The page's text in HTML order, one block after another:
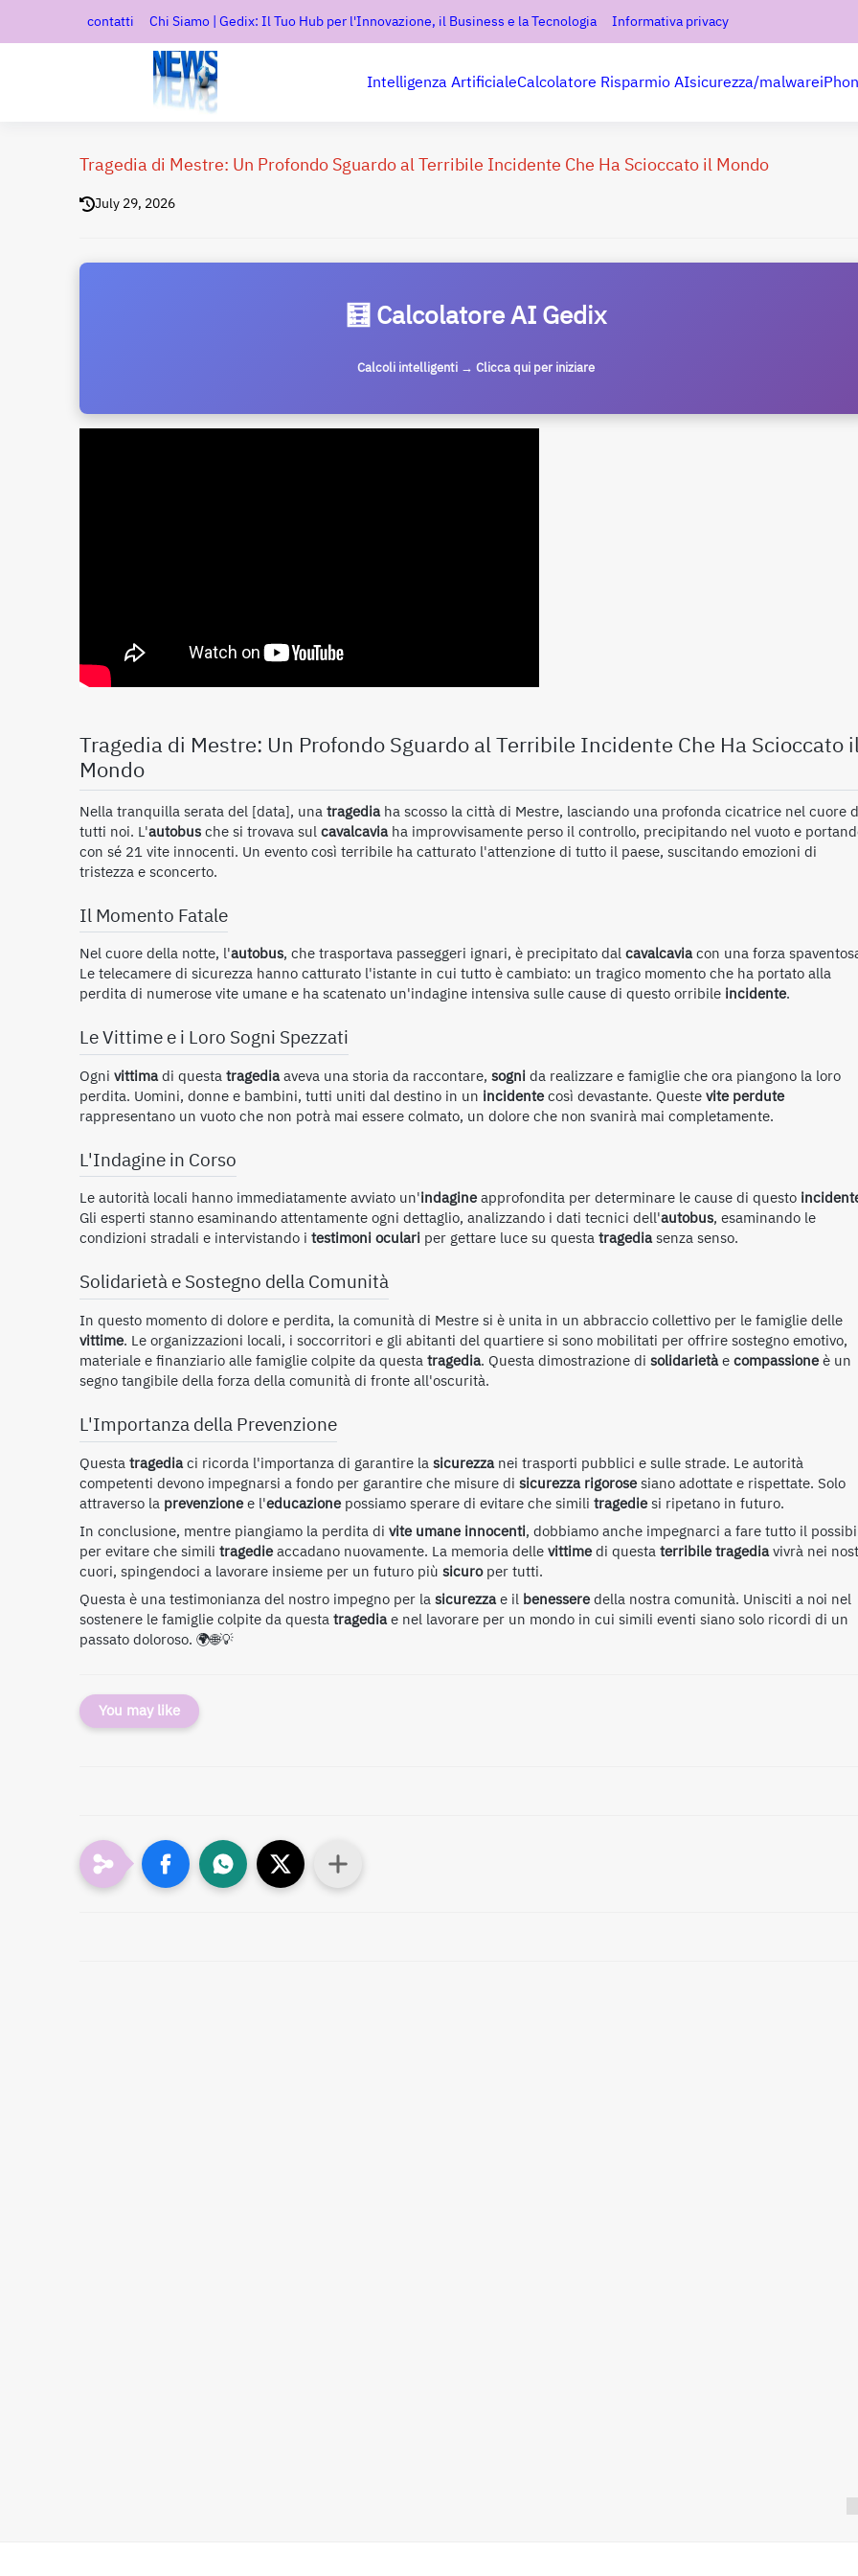
contatti Chi Siamo | Gedix: Il Tuo Hub per l'Innovazione, il Business e la Tecnologia Informativa privacy
Intelligenza ArtificialeCalcolatore Risparmio AIsicurezza/malware
Tragedia di Mestre: Un Profondo Sguardo al Terribile Incidente Che Ha Scioccato il Mondo
July 29, 2026
🧮 Calcolatore AI Gedix
Calcoli intelligenti → Clicca qui per iniziare
Tragedia di Mestre: Un Profondo Sguardo al Terribile Incidente Che Ha Scioccato
Mondo
Nella tranquilla serata del [data], unatragediaha scosso la città di Mestre, lasciando una profonda cicatrice nel cuore
tutti noi. L'autobusche si trovava sulcavalcaviaha improvvisamente perso il controllo, precipitando nel vuoto e
con sé 21 vite innocenti. Un evento così terribile ha catturato l'attenzione di tutto il paese, suscitando emozioni di
tristezza e sconcerto.
Il Momento Fatale
Nel cuore della notte, l'autobus, che trasportava passeggeri ignari, è precipitato dalcavalcaviacon una forza
Le telecamere di sicurezza hanno catturato l'istante in cui tutto è cambiato: un tragico momento che ha portato alla
perdita di numerose vite umane e ha scatenato un'indagine intensiva sulle cause di questo orribile incidente.
Le Vittime e i Loro Sogni Spezzati
Ogni vittimadi questatragediaaveva una storia da raccontare, sognida realizzare e famiglie che ora piangono la loro
perdita. Uomini, donne e bambini, tutti uniti dal destino in un incidentecosì devastante. Questevite perdute
rappresentano un vuoto che non potrà mai essere colmato, un dolore che non svanirà mai completamente.
L'Indagine in Corso
Le autorità locali hanno immediatamente avviato un'indagineapprofondita per determinare le cause di questo
Gli esperti stanno esaminando attentamente ogni dettaglio, analizzando i dati tecnici dell'autobus, esaminando le
condizioni stradali e intervistando i testimoni oculari per gettare luce su questatragediasenza senso.
Solidarietà e Sostegno della Comunità
In questo momento di dolore e perdita, la comunità di Mestre si è unita in un abbraccio collettivo per le famiglie delle
vittime. Le organizzazioni locali, i soccorritori e gli abitanti del quartiere si sono mobilitati per offrire sostegno emotivo,
materiale e finanziario alle famiglie colpite da questatragedia. Questa dimostrazione di solidarietàecompassioneè un
segno tangibile della forza della comunità di fronte all'oscurità.
L'Importanza della Prevenzione
Questatragediaci ricorda l'importanza di garantire lasicurezzanei trasporti pubblici e sulle strade. Le autorità
competenti devono impegnarsi a fondo per garantire che misure di sicurezza rigorosesiano adottate e rispettate. Solo
attraverso la prevenzionee l'educazionepossiamo sperare di evitare che simili tragediesi ripetano in futuro.
In conclusione, mentre piangiamo la perdita di vite umane innocenti, dobbiamo anche impegnarci a fare tutto il
per evitare che simili tragedieaccadano nuovamente. La memoria dellevittimedi questaterribile tragediavivrà nei
cuori, spingendoci a lavorare insieme per un futuro più sicuroper tutti.
Questa è una testimonianza del nostro impegno per lasicurezzae il benesseredella nostra comunità. Unisciti a noi nel
sostenere le famiglie colpite da questatragediae nel lavorare per un mondo in cui simili eventi siano solo ricordi di un
passato doloroso. 🌍🌐💡
You may like